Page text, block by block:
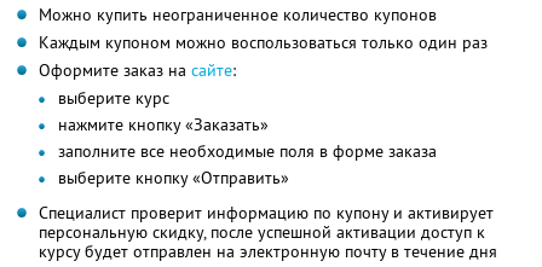
Можно купить неограниченное количество купонов
Каждым купоном можно воспользоваться только один раз
Оформите заказ на сайте:
выберите курс
нажмите кнопку «Заказать»
заполните все необходимые поля в форме заказа
выберите кнопку «Отправить»
Специалист проверит информацию по купону и активирует
персональную скидку, после успешной активации доступ к
курсу будет отправлен на электронную почту в течение дня